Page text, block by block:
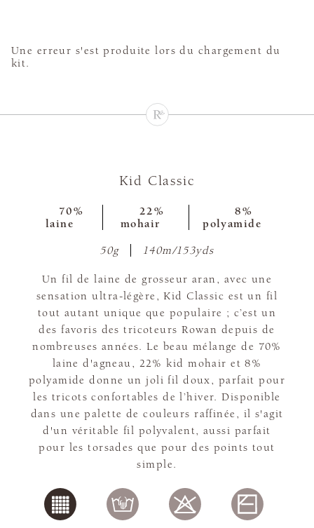
Une erreur s'est produite lors du chargement du
kit.
Kid Classic
70%
laine
22%
mohair
8%
polyamide
50g 140m/153yds
Un fil de laine de grosseur aran, avec une
sensation ultra-légère, Kid Classic est un fil
tout autant unique que populaire ; c’est un
des favoris des tricoteurs Rowan depuis de
nombreuses années. Le beau mélange de 70%
laine d'agneau, 22% kid mohair et 8%
polyamide donne un joli fil doux, parfait pour
les tricots confortables de l’hiver. Disponible
dans une palette de couleurs raffinée, il s'agit
d'un véritable fil polyvalent, aussi parfait
pour les torsades que pour des points tout
simple.